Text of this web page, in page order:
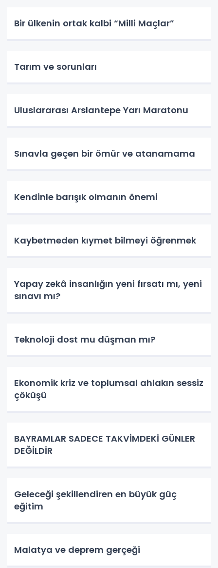
Bir ülkenin ortak kalbi “Milli Maçlar”
Tarım ve sorunları
Uluslararası Arslantepe Yarı Maratonu
Sınavla geçen bir ömür ve atanamama
Kendinle barışık olmanın önemi
Kaybetmeden kıymet bilmeyi öğrenmek
Yapay zekâ insanlığın yeni fırsatı mı, yeni
sınavı mı?
Teknoloji dost mu düşman mı?
Ekonomik kriz ve toplumsal ahlakın sessiz
çöküşü
BAYRAMLAR SADECE TAKVİMDEKİ GÜNLER
DEĞİLDİR
Geleceği şekillendiren en büyük güç
eğitim
Malatya ve deprem gerçeği